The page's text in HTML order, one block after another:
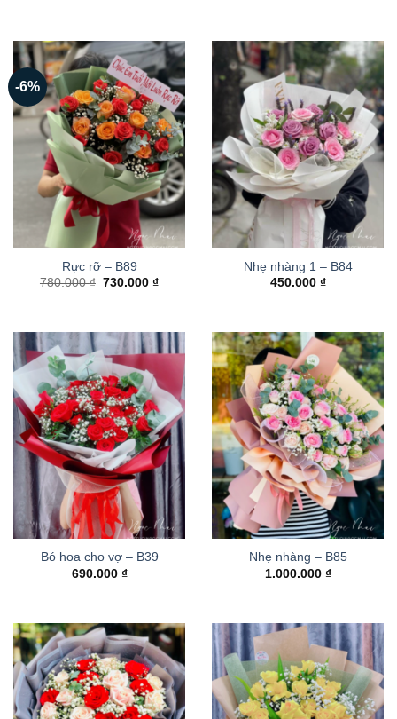
-6%
Rực rỡ – B89
780.000₫ Giá
730.000₫Giá
Nhẹ nhàng 1 – B84
450.000 ₫
Bó hoa cho vợ – B39
690.000 ₫
Nhẹ nhàng – B85
1.000.000 ₫